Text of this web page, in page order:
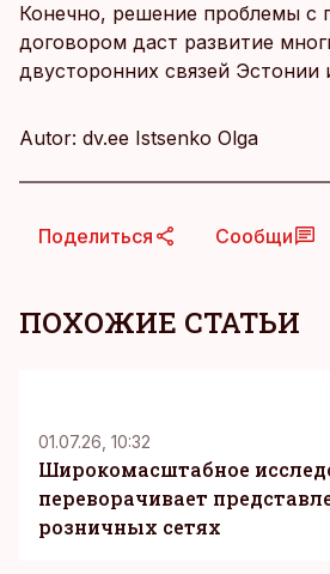
Конечно, решение проблемы с
договором даст развитие
двусторонних связей Эстонии
Autor: dv.ee Istsenko Olga
Поделиться Сообщи
ПОХОЖИЕ СТАТЬИ
01.07.26, 10:32
Широкомасштабное
переворачивает
розничных сетях